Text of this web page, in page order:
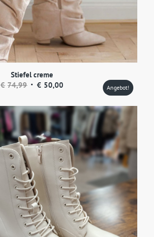
Stiefel creme
€ 74,99 Ursprünglicher
war:
€74,99
€ 50,00
ist:
€50,00.
Angebot!